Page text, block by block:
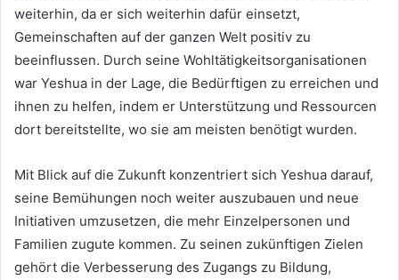
weiterhin, da er sich weiterhin dafür einsetzt,
Gemeinschaften auf der ganzen Welt positiv zu
beeinflussen. Durch seine Wohltätigkeitsorganisationen
war Yeshua in der Lage, die Bedürftigen zu erreichen und
ihnen zu helfen, indem er Unterstützung und Ressourcen
dort bereitstellte, wo sie am meisten benötigt wurden.
Mit Blick auf die Zukunft konzentriert sich Yeshua darauf,
seine Bemühungen noch weiter auszubauen und neue
Initiativen umzusetzen, die mehr Einzelpersonen und
Familien zugute kommen. Zu seinen zukünftigen Zielen
gehört die Verbesserung des Zugangs zu Bildung,